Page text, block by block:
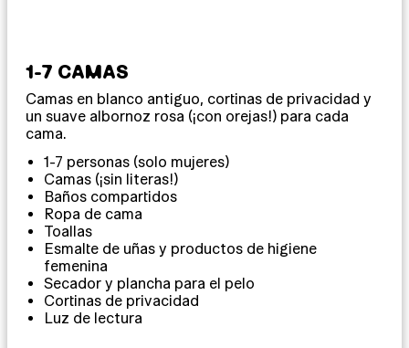
1-7 CAMAS
Camas en blanco antiguo, cortinas de privacidad y
un suave albornoz rosa (¡con orejas!) para cada
cama.
1-7 personas (solo mujeres)
Camas (¡sin literas!)
Baños compartidos
Ropa de cama
Toallas
Esmalte de uñas y productos de higiene
femenina
Secador y plancha para el pelo
Cortinas de privacidad
Luz de lectura